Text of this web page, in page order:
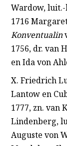
Wardow, luit.-
1716
Konventualin
1756, dr. van
en Ida von
X. Friedrich
Lantow en
1777, zn. van
Lindenberg,
Auguste von